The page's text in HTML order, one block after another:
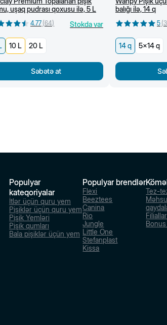
uşaq pudrası qoxusu ilə, 5 L
4.77 (64) Stokda var
10 L 20 L
Səbətə at
balığı ilə, 14 q
5 (
14 q 5x14 q
Populyar
kateqoriyalar
İtlər üçün quru yem
Pişiklər üçün quru yem
Pişik Yemləri
Pişik qumları
Bala pişiklər üçün yem
Populyar brendlər
Flexi
Beeztees
Canina
Rio
Jungle
Little One
Stefanplast
Kissa
Tez-
Filiallar